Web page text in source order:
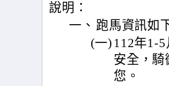
說明：
一、 跑馬資訊如
(一) 112年1-
安全，騎
您。